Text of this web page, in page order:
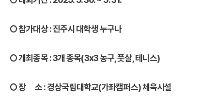
○ 참가대상 : 진주시 대학생 누구나
○ 개최종목 : 3개 종목(3x3 농구, 풋살, 테니스)
○ 장 소 : 경상국립대학교(가좌캠퍼스) 체육시설